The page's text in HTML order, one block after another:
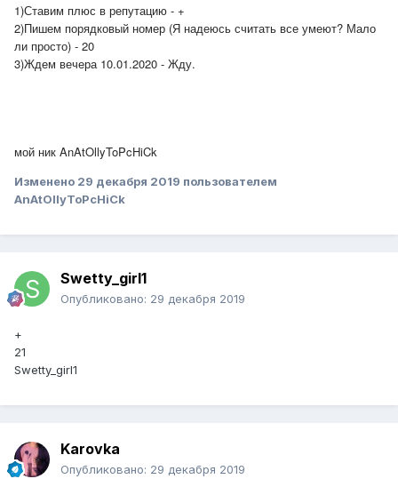
1)Ставим плюс в репутацию - +
2)Пишем порядковый номер (Я надеюсь считать все умеют? Мало
ли просто) - 20
3)Ждем вечера 10.01.2020 - Жду.
мой ник AnAtOllyToPcHiCk
Изменено 29 декабря 2019 пользователем
AnAtOllyToPcHiCk
Swetty_girl1
Опубликовано: 29 декабря 2019
+
21
Swetty_girl1
Karovka
Опубликовано: 29 декабря 2019